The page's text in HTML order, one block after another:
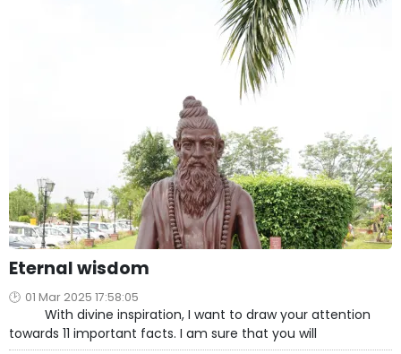
Eternal wisdom
01 Mar 2025 17:58:05
With divine inspiration, I want to draw your attention
towards 11 important facts. I am sure that you will